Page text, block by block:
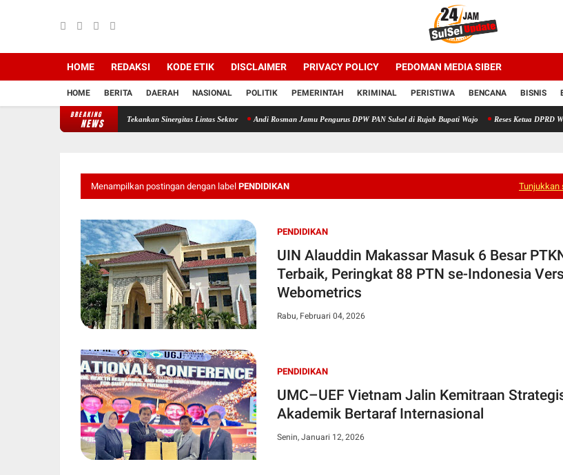
HOME REDAKSI KODE ETIK DISCLAIMER PRIVACY POLICY PEDOMAN MEDIA SIBER
HOME BERITA DAERAH NASIONAL POLITIK PEMERINTAH KRIMINAL PERISTIWA BENCANA BISNIS
BREAKING
NEWS
Hangat, Bupati Tekankan Sinergitas Lintas Sektor Andi Rosman Jamu Pengurus DPW PAN Sulsel di Rujab Bupati Wajo Reses Ketua DPRD Wajo di
Menampilkan postingan dengan label PENDIDIKAN Tunjukkan
PENDIDIKAN
UIN Alauddin Makassar Masuk 6 Besar
Terbaik, Peringkat 88 PTN se-Indonesia
Webometrics
Rabu, Februari 04, 2026
PENDIDIKAN
UMC–UEF Vietnam Jalin Kemitraan
Akademik Bertaraf Internasional
Senin, Januari 12, 2026